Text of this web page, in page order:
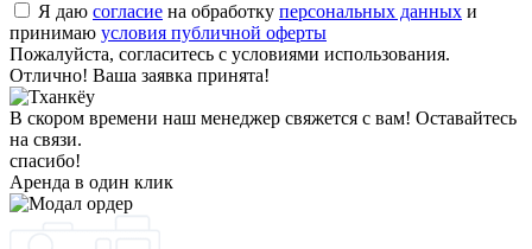
Я даю согласие на обработку персональных данных и
принимаю условия публичной оферты
Пожалуйста, согласитесь с условиями использования.
Отлично! Ваша заявка принята!
В скором времени наш менеджер свяжется с вам! Оставайтесь
на связи.
спасибо!
Аренда в один клик